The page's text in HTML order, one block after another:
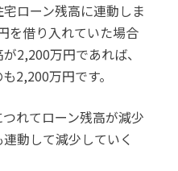
ローン残高に連動しま
を借り入れていた場合
2,200万円であれば、
2,200万円です。
れてローン残高が減少
動して減少していく